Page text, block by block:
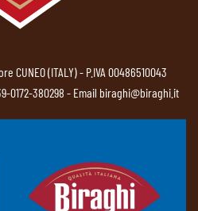
CUNEO (ITALY) - P.IVA 00486510043
0172-380298 - Email biraghi@biraghi.it